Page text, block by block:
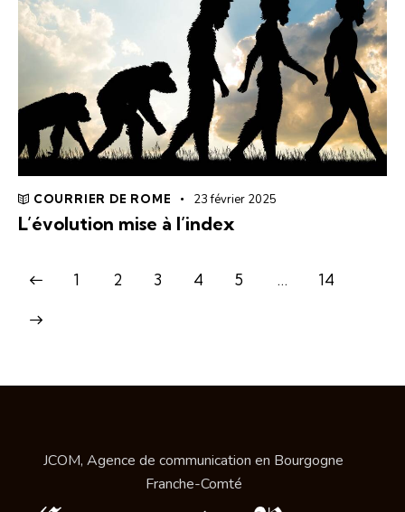
COURRIER DE ROME 23 février 2025
L’évolution mise à l’index
1 2 3 4 5 … 14
JCOM, Agence de communication en Bourgogne
Franche-Comté